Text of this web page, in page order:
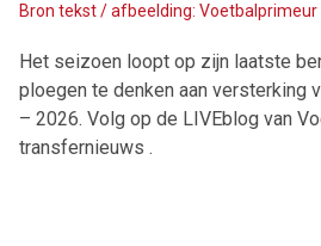
Bron tekst / afbeelding: Voetbalprimeur
Het seizoen loopt op zijn laatste
ploegen te denken aan versterking
– 2026. Volg op de LIVEblog van
transfernieuws .